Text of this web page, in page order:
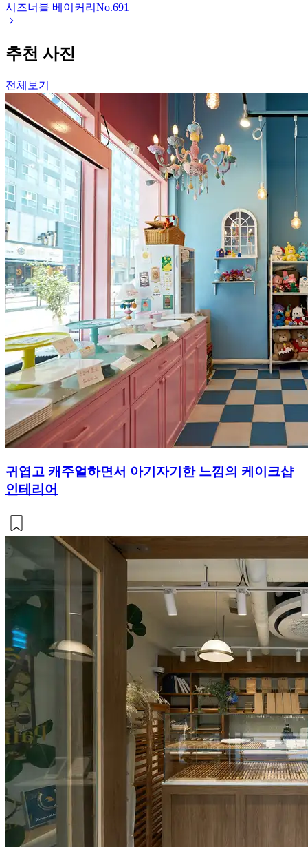
시즈너블 베이커리 No.691
추천 사진
전체보기
귀엽고 캐주얼하면서 아기자기한 느낌의 케이크샵
인테리어